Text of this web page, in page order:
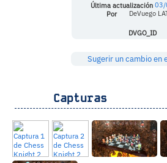
Última actualización 03/
Por
DeVuego
DVGO_ID
Sugerir un cambio en
Capturas